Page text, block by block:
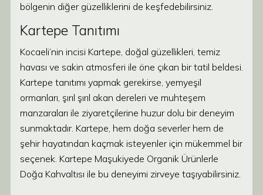
bölgenin diğer güzelliklerini de keşfedebilirsiniz.
Kartepe Tanıtımı
Kocaeli’nin incisi Kartepe, doğal güzellikleri, temiz
havası ve sakin atmosferi ile öne çıkan bir tatil beldesi.
Kartepe tanıtımı yapmak gerekirse, yemyeşil
ormanları, şırıl şırıl akan dereleri ve muhteşem
manzaraları ile ziyaretçilerine huzur dolu bir deneyim
sunmaktadır. Kartepe, hem doğa severler hem de
şehir hayatından kaçmak isteyenler için mükemmel bir
seçenek. Kartepe Maşukiyede Organik Ürünlerle
Doğa Kahvaltısı ile bu deneyimi zirveye taşıyabilirsiniz.